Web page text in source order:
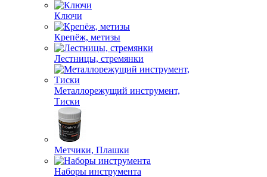
Ключи
Крепёж, метизы
Лестницы, стремянки
Металлорежущий инструмент,
Тиски
Метчики, Плашки
Наборы инструмента